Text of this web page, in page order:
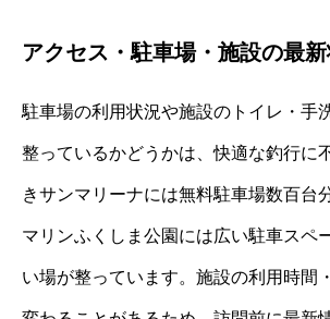
アクセス・駐車場・施設の最
駐車場の利用状況や施設のトイレ・手
整っているかどうかは、快適な釣行に
きサンマリーナには無料駐車場数百台
マリンふくしま公園には広い駐車スペ
い場が整っています。施設の利用時間